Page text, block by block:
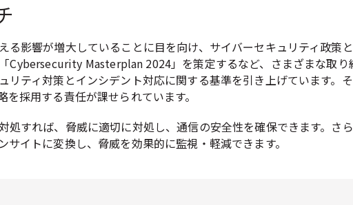
影響が増大していることに目を向け、サイバーセキュリティ政策
Cybersecurity Masterplan 2024」を策定するなど、さまざまな取
ティ対策とインシデント対応に関する基準を引き上げています。
採用する責任が課せられています。
すれば、脅威に適切に対処し、通信の安全性を確保できます。さ
イトに変換し、脅威を効果的に監視・軽減できます。